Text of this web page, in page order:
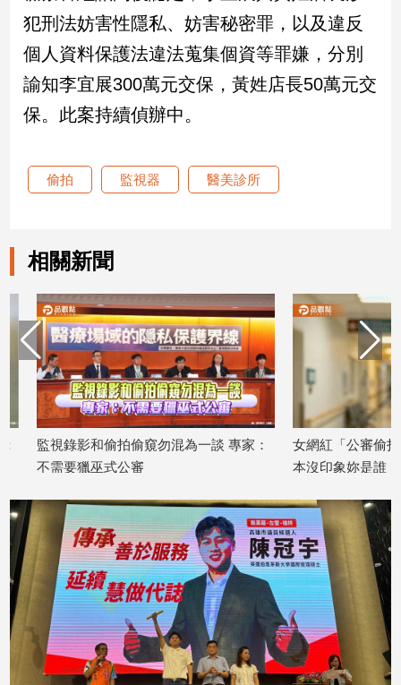
娛
樂
娛
星
流
追
星
生
活
建
築/
室
內
設
旅
遊/
美
食
星
座/
命
犯刑法妨害性隱私、妨害秘密罪，以及違反
個人資料保護法違法蒐集個資等罪嫌，分別
諭知李宜展300萬元交保，黃姓店長50萬元交
保。此案持續偵辦中。
偷拍 監視器 醫美診所
相關新聞
監視錄影和偷拍偷窺勿混為一談 專家：
不需要獵巫式公審
女網紅「公審偷拍」
本沒印象妳是誰